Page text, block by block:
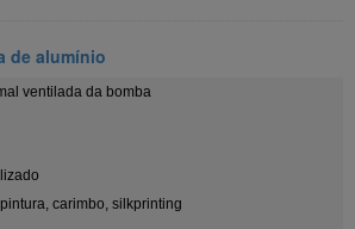
de alumínio
ventilada da bomba
carimbo, silkprinting